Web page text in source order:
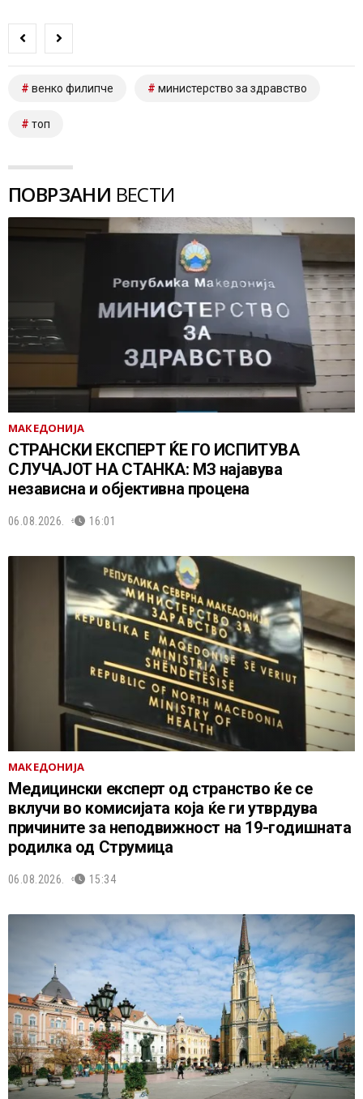
венко филипче министерство за здравство
топ
ПОВРЗАНИ ВЕСТИ
МАКЕДОНИЈА
СТРАНСКИ ЕКСПЕРТ ЌЕ ГО ИСПИТУВА
СЛУЧАЈОТ НА СТАНКА: МЗ најавува
независна и објективна процена
06.08.2026. 16:01
МАКЕДОНИЈА
Медицински експерт од странство ќе се
вклучи во комисијата која ќе ги утврдува
причините за неподвижност на 19-годишната
родилка од Струмица
06.08.2026. 15:34